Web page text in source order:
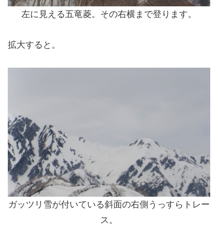
左に見える五竜菱。その右横まで登ります。
拡大すると。
ガッツリ雪が付いている斜面の右側うっすらトレー
ス。